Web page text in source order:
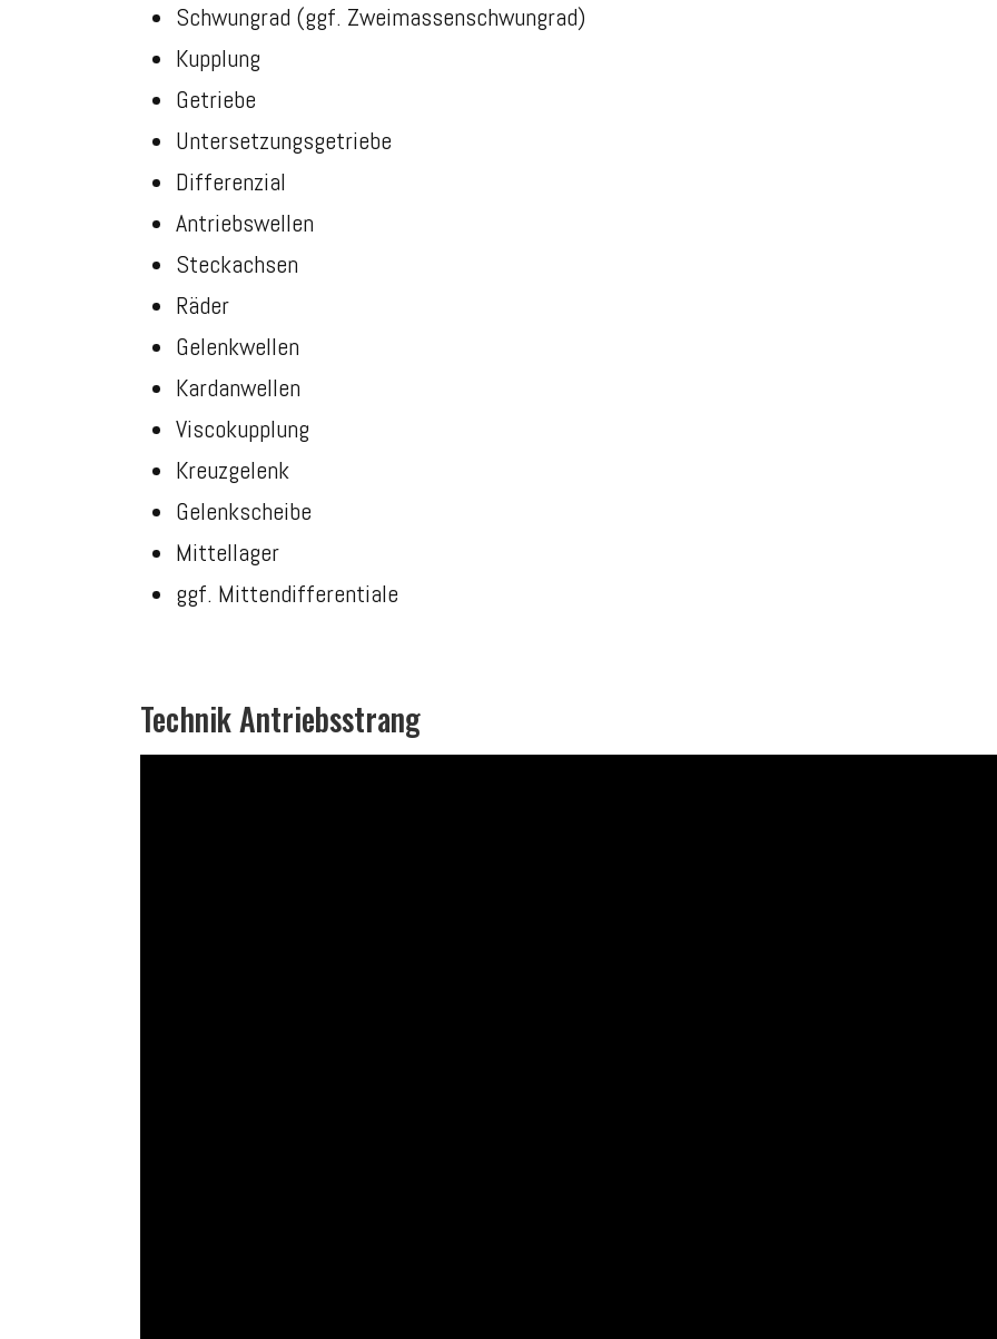
Schwungrad (ggf. Zweimassenschwungrad)
Kupplung
Getriebe
Untersetzungsgetriebe
Differenzial
Antriebswellen
Steckachsen
Räder
Gelenkwellen
Kardanwellen
Viscokupplung
Kreuzgelenk
Gelenkscheibe
Mittellager
ggf. Mittendifferentiale
Technik Antriebsstrang